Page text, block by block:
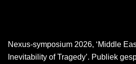
Nexus-symposium 2026, ‘Middle
Inevitability of Tragedy’. Publiek